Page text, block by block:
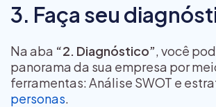
3. Faça seu
Na aba “2. Diagnóstico” , você
panorama da sua empresa por
ferramentas: Análise SWOT e
personas